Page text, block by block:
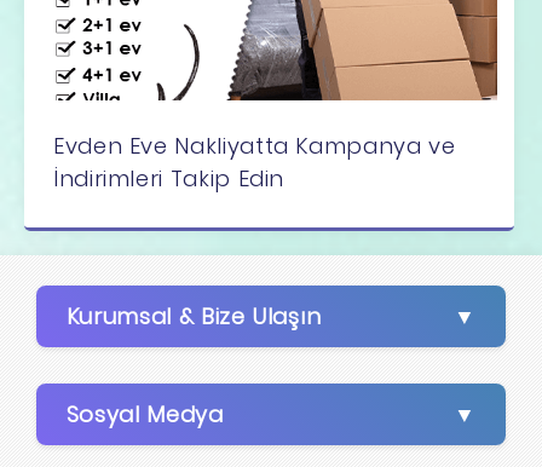
Evden Eve Nakliyatta Kampanya ve
İndirimleri Takip Edin
Kurumsal & Bize Ulaşın
Sosyal Medya